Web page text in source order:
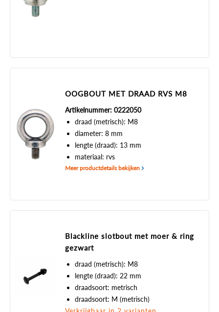
OOGBOUT MET DRAAD RVS M8
Artikelnummer: 0222050
draad (metrisch): M8
diameter: 8 mm
lengte (draad): 13 mm
materiaal: rvs
Meer productdetails bekijken
Blackline slotbout met moer & ring
gezwart
draad (metrisch): M8
lengte (draad): 22 mm
draadsoort: metrisch
draadsoort: M (metrisch)